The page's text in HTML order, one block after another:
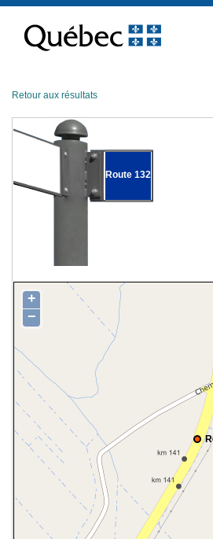
contenu
Retour aux résultats
Route 132
+
−